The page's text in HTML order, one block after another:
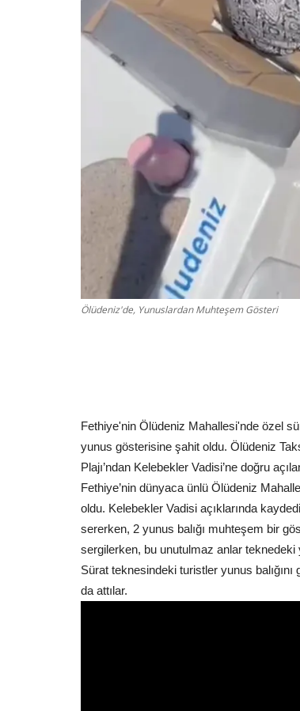
Ölüdeniz'de, Yunuslardan Muhteşem Gösteri
Fethiye'nin Ölüdeniz Mahallesi'nde özel
yunus gösterisine şahit oldu. Ölüdeniz
Plajı’ndan Kelebekler Vadisi’ne doğru
Fethiye’nin dünyaca ünlü Ölüdeniz
oldu. Kelebekler Vadisi açıklarında
sererken, 2 yunus balığı muhteşem bir
sergilerken, bu unutulmaz anlar
Sürat teknesindeki turistler yunus balığını
da attılar.